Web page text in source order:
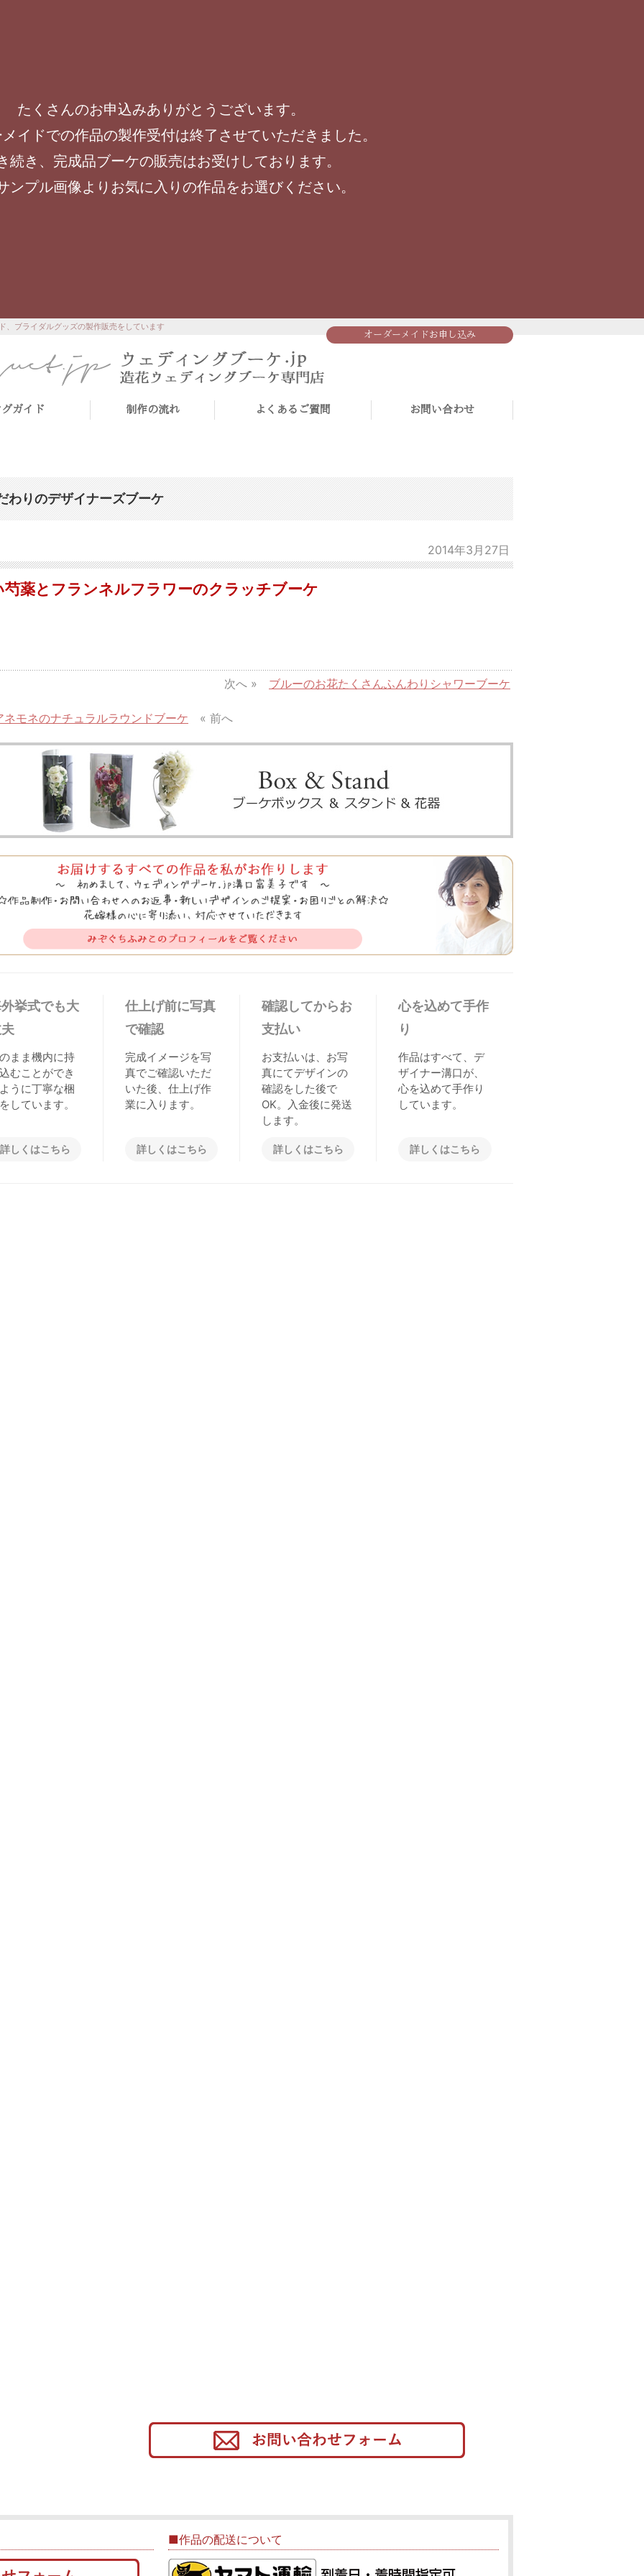
たくさんのお申込みありがとうございます。
イドでの作品の製作受付は終了させていただきました。
続き、完成品ブーケの販売はお受けしております。
ンプル画像よりお気に入りの作品をお選びください。
、ブライダルグッズの製作販売をしています
ガイド 制作の流れ よくあるご質問 お問い合わせ
オーダーメイドお申し込み
わりのデザイナーズブーケ
2014年3月27日
芍薬とフランネルフラワーのクラッチブーケ
次へ » ブルーのお花たくさんふんわりシャワーブーケ
ネモネのナチュラルラウンドブーケ « 前へ
挙式でも大
まま機内に持
むことができ
うに丁寧な梱
しています。
詳しくはこちら
仕上げ前に写真
で確認
完成イメージを写
真でご確認いただ
いた後、仕上げ作
業に入ります。
詳しくはこちら
確認してからお
支払い
お支払いは、お写
真にてデザインの
確認をした後で
OK。入金後に発送
します。
詳しくはこちら
心を込めて手作
り
作品はすべて、デ
ザイナー溝口が、
心を込めて手作り
しています。
詳しくはこちら
■作品の配送について